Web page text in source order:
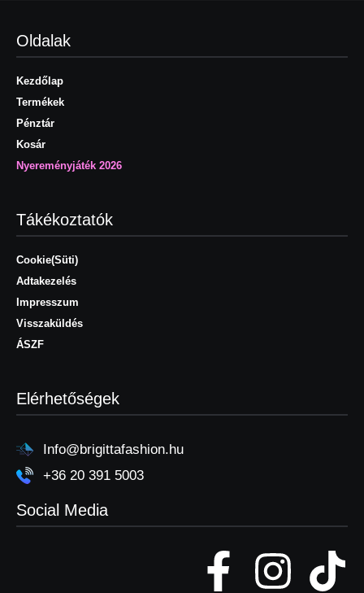
Oldalak
Kezdőlap
Termékek
Pénztár
Kosár
Nyereményjáték 2026
Tákékoztatók
Cookie(Süti)
Adtakezelés
Impresszum
Visszaküldés
ÁSZF
Elérhetőségek
Info@brigittafashion.hu
+36 20 391 5003
Social Media